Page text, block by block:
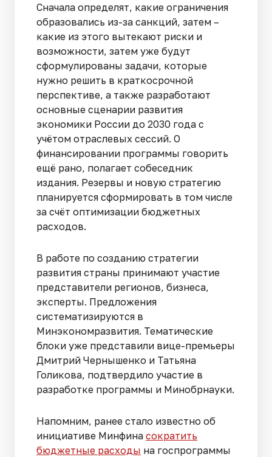
Сначала определят, какие ограничения
образовались из-за санкций, затем –
какие из этого вытекают риски и
возможности, затем уже будут
сформулированы задачи, которые
нужно решить в краткосрочной
перспективе, а также разработают
основные сценарии развития
экономики России до 2030 года с
учётом отраслевых сессий. О
финансировании программы говорить
ещё рано, полагает собеседник
издания. Резервы и новую стратегию
планируется сформировать в том числе
за счёт оптимизации бюджетных
расходов.
В работе по созданию стратегии
развития страны принимают участие
представители регионов, бизнеса,
эксперты. Предложения
систематизируются в
Минэкономразвития. Тематические
блоки уже представили вице-премьеры
Дмитрий Чернышенко и Татьяна
Голикова, подтвердило участие в
разработке программы и Минобрнауки.
Напомним, ранее стало известно об
инициативе Минфина сократить
бюджетные расходы на госпрограммы